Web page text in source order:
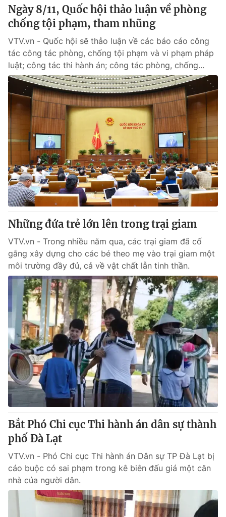
Ngày 8/11, Quốc hội thảo luận về phòng
chống tội phạm, tham nhũng
VTV.vn - Quốc hội sẽ thảo luận về các báo cáo công
tác công tác phòng, chống tội phạm và vi phạm pháp
luật; công tác thi hành án; công tác phòng, chống...
Những đứa trẻ lớn lên trong trại giam
VTV.vn - Trong nhiều năm qua, các trại giam đã cố
gắng xây dựng cho các bé theo mẹ vào trại giam một
môi trường đầy đủ, cả về vật chất lẫn tinh thần.
Bắt Phó Chi cục Thi hành án dân sự thành
phố Đà Lạt
VTV.vn - Phó Chi cục Thi hành án Dân sự TP Đà Lạt bị
cáo buộc có sai phạm trong kê biên đấu giá một căn
nhà của người dân.